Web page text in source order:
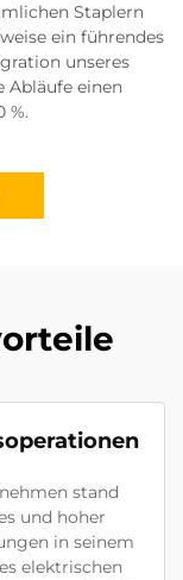
Staplern
ein führendes
unseres
Abläufe einen
%.
stand
und hoher
in seinem
elektrischen